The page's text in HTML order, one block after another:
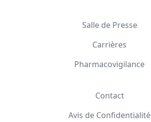
Salle de Presse
Carrières
Pharmacovigilance
Contact
Avis de Confidentialité